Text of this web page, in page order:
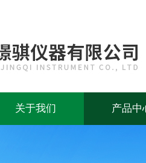
关于我们 产品中